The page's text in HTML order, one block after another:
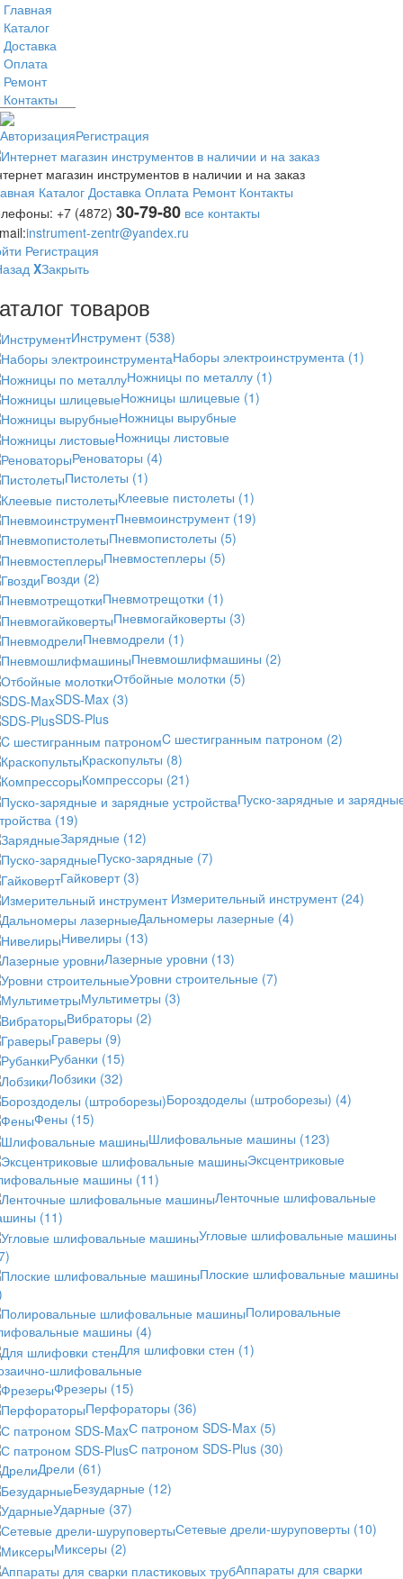
Главная
Каталог
Доставка
Оплата
Ремонт
Контакты
АвторизацияРегистрация
магазин инструментов в наличии и на заказ
Каталог Доставка Оплата Ремонт Контакты
+7 (4872) 30-79-80 все контакты
instrument-zentr@yandex.ru
Регистрация
XЗакрыть
товаров
Инструмент (538)
Наборы электроинструмента (1)
Ножницы по металлу (1)
Ножницы шлицевые (1)
Ножницы вырубные
Ножницы листовые
Реноваторы (4)
Пистолеты (1)
Клеевые пистолеты (1)
Пневмоинструмент (19)
Пневмопистолеты (5)
Пневмостеплеры (5)
Гвозди (2)
Пневмотрещотки (1)
Пневмогайковерты (3)
Пневмодрели (1)
Пневмошлифмашины (2)
Отбойные молотки (5)
SDS-Max (3)
SDS-Plus
C шестигранным патроном (2)
Краскопульты (8)
Компрессоры (21)
Пуско-зарядные и
(19)
Зарядные (12)
Пуско-зарядные (7)
Гайковерт (3)
Измерительный инструмент (24)
Дальномеры лазерные (4)
Нивелиры (13)
Лазерные уровни (13)
Уровни строительные (7)
Мультиметры (3)
Вибраторы (2)
Граверы (9)
Рубанки (15)
Лобзики (32)
Бороздоделы (штроборезы) (4)
Фены (15)
Шлифовальные машины (123)
Эксцентриковые
машины (11)
Ленточные шлифовальные
(11)
Угловые шлифовальные машины
Плоские шлифовальные машины
Полировальные
машины (4)
Для шлифовки стен (1)
шлифовальные
Фрезеры (15)
Перфораторы (36)
С патроном SDS-Max (5)
С патроном SDS-Plus (30)
Дрели (61)
Безударные (12)
Ударные (37)
Сетевые дрели-шуруповерты (10)
Миксеры (2)
Аппараты для сварки